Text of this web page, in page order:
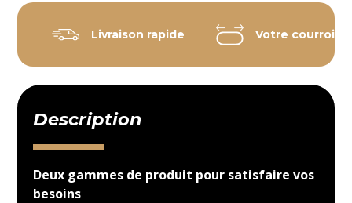
Livraison rapide Votre courroie
Description
Deux gammes de produit pour satisfaire vos
besoins